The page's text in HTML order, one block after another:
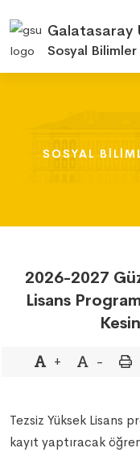
Galatasaray
Sosyal Bilimler
SOSYAL
SOSYAL
SOSYAL
2026-2027 Güz
Lisans
+ -
Tezsiz Yüksek Lisans
kayıt yaptıracak